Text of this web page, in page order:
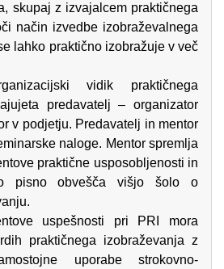
skupaj z izvajalcem praktičnega
način izvedbe izobraževalnega
lahko praktično izobražuje v več
vidik praktičnega
predavatelj – organizator
v podjetju. Predavatelj in mentor
naloge. Mentor spremlja
praktične usposobljenosti in
pisno obvešča višjo šolo o
uspešnosti pri PRI mora
praktičnega izobraževanja z
uporabe strokovno-